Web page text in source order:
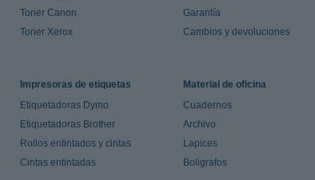
Toner Canon
Toner Xerox
Garantía
Cambios y devoluciones
Impresoras de etiquetas
Etiquetadoras Dymo
Etiquetadoras Brother
Rollos entintados y cintas
Cintas entintadas
Material de oficina
Cuadernos
Archivo
Lapices
Boligrafos